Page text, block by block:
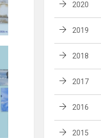
2020
2019
2018
2017
2016
2015